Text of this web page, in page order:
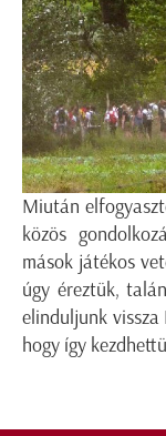
Miután
közös
mások játékos
úgy éreztük,
elinduljunk
hogy így